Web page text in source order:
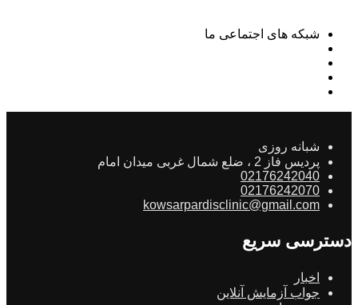
شبکه های اجتماعی ما
شبانه روزی
پردیس فاز 2 ، ضلع شمال غربی میدان امام
02176242040
02176242070
kowsarpardisclinic@gmail.com
دسترسی سریع
اخبار
جواب آزمایش آنلاین